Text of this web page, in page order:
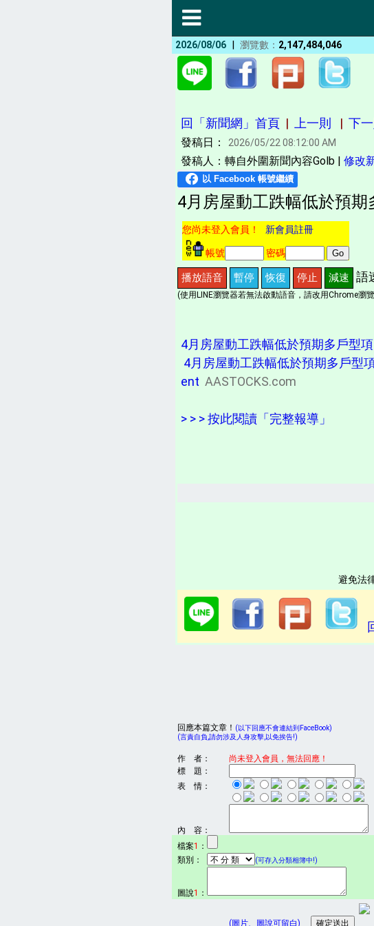
2026/08/06 | 瀏覽數： 2,147,484,046
回「新聞網」首頁 | 上一則 | 下一
發稿日： 2026/05/22 08:12:00 AM
發稿人：轉自外圍新聞內容Golb | 修改
4月房屋動工跌幅低於預
您尚未登入會員！ 新會員註冊
帳號 密碼
播放語音 暫停 恢復 停止 減速 語
(使用LINE瀏覽器若無法啟動語音，請改用Chrome瀏
4月房屋動工跌幅低於預期多戶型
4月房屋動工跌幅低於預期多戶型
ent AASTOCKS.com
> > > 按此閱讀「完整報導」
避免法
回應本篇文章！ (以下回應不會連結到FaceBook)
(言責自負,請勿涉及人身攻擊,以免挨告!)
作 者：
尚未登入會員，無法回應！
標 題：
表 情：
內 容：
檔案1 ：
類別：
(可存入分類相簿中!)
圖說1 ：
(圖片、圖說可留白)